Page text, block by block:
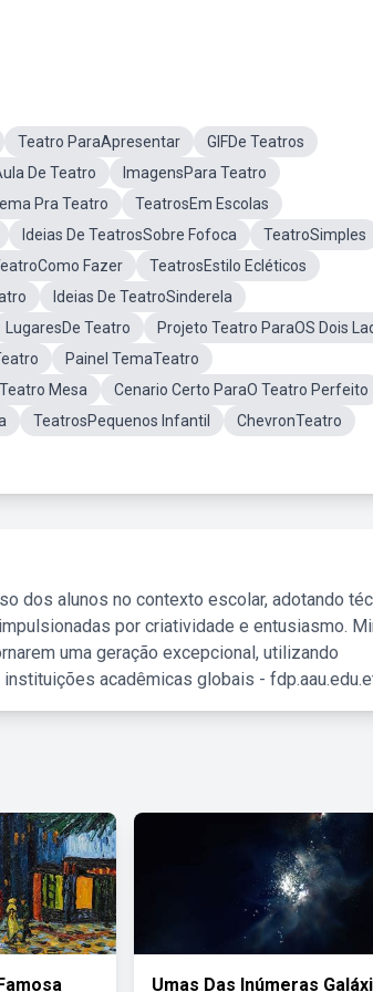
Teatro ParaApresentar
GIFDe Teatros
De Teatro
ImagensPara Teatro
Pra Teatro
TeatrosEm Escolas
Ideias De TeatrosSobre Fofoca
TeatroSimples
Fazer
TeatrosEstilo Ecléticos
Ideias De TeatroSinderela
LugaresDe Teatro
Projeto Teatro ParaOS Dois
Painel TemaTeatro
Mesa
Cenario Certo ParaO Teatro Perfeito
TeatrosPequenos Infantil
ChevronTeatro
dos alunos no contexto escolar, adotando
por criatividade e entusiasmo.
uma geração excepcional, utilizando
acadêmicas globais -
Umas Das Inúmeras